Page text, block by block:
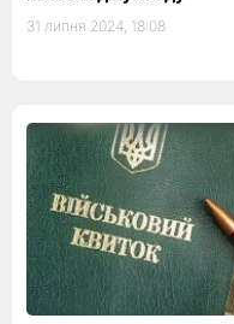
31 липня 2024, 18:08